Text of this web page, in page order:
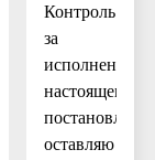
Контроль
за
исполнением
настоящего
постановления
оставляю